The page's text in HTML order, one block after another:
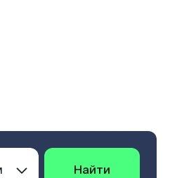
Найти